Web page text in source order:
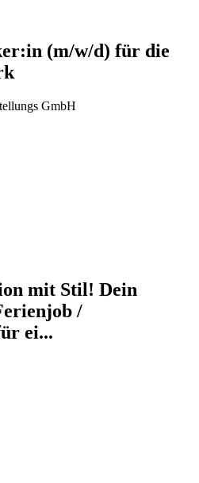
(m/w/d) für die
GmbH
mit Stil! Dein
/
ei...